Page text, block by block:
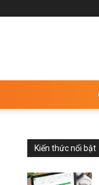
Kiến thức nổi bật